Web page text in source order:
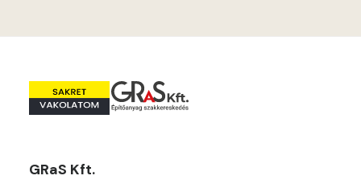
Mango C
GRaS Kft.